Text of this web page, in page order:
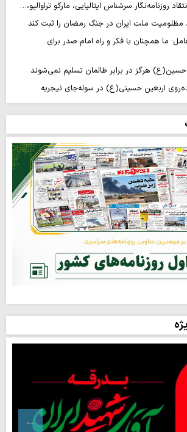
روزنامه‌نگار سرشناس ایتالیایی، مارکو تراوالیو،…
مظلومیت ملت ایران در جنگ رمضان را ثبت کند
ما همچنان با فکر و راه امام صدر برای
هرگز در برابر ظالمان تسلیم نمی‌شوند
اربعین حسینی(ع) در سوله‌جای نیجریه